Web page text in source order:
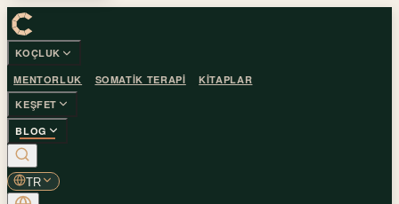
KOÇLUK
MENTORLUK SOMATIK TERAPI
KITAPLAR
KEŞFET
BLOG
TR